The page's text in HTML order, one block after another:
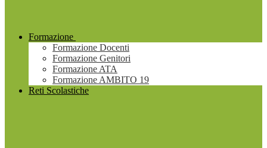
Formazione
Formazione Docenti
Formazione Genitori
Formazione ATA
Formazione AMBITO 19
Reti Scolastiche